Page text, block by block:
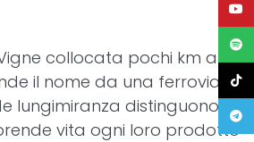
collocata pochi km a sud
il nome da una ferrovia,
lungimiranza distinguono i
vita ogni loro prodotto